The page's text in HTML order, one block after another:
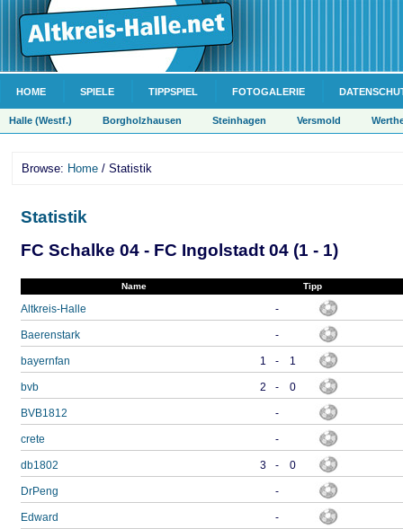
HOME SPIELE TIPPSPIEL FOTOGALERIE
Halle (Westf.) Borgholzhausen Steinhagen Versmold
Browse: Home / Statistik
Statistik
FC Schalke 04 - FC Ingolstadt 04 (1 - 1)
Name Tipp
Altkreis-Halle -
Baerenstark -
bayernfan 1 - 1
bvb 2 - 0
BVB1812 -
crete -
db1802 3 - 0
DrPeng -
Edward -